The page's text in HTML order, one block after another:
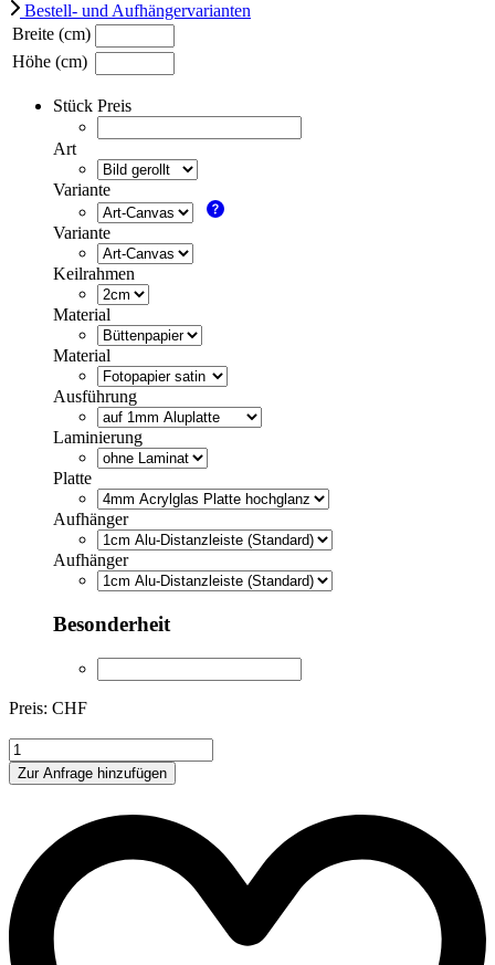
Bestell- und Aufhängervarianten
Breite (cm)
Höhe (cm)
Stück Preis
Art
Variante
Variante
Keilrahmen
Material
Material
Ausführung
Laminierung
Platte
Aufhänger
Aufhänger
Besonderheit
Preis: CHF
LF386
Menge
Zur Anfrage hinzufügen